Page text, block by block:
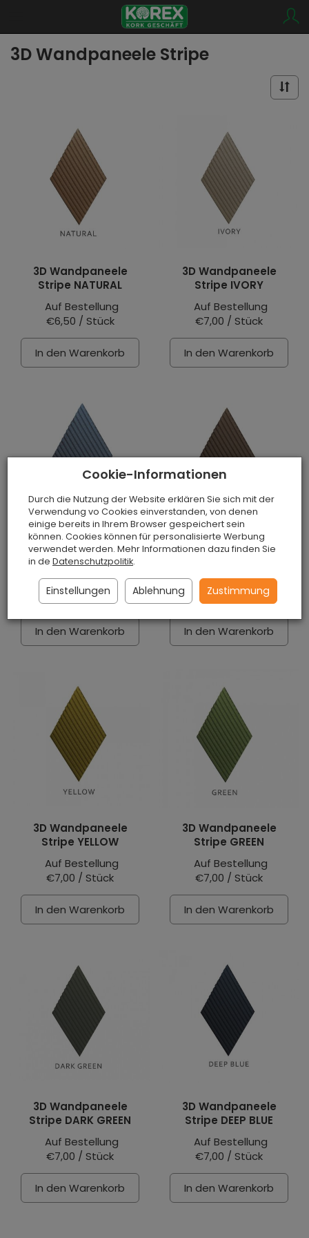
3D Wandpaneele Stripe
3D Wandpaneele
Stripe NATURAL
Auf Bestellung
€6,50 / Stück
In den Warenkorb
3D Wandpaneele
Stripe IVORY
Auf Bestellung
€7,00 / Stück
In den Warenkorb
3D Wandpaneele
Stripe BLUE
Auf Bestellung
€7,00 / Stück
In den Warenkorb
3D Wandpaneele
Auf Bestellung
€7,00 / Stück
In den Warenkorb
3D Wandpaneele
Stripe YELLOW
Auf Bestellung
€7,00 / Stück
In den Warenkorb
3D Wandpaneele
Stripe GREEN
Auf Bestellung
€7,00 / Stück
In den Warenkorb
3D Wandpaneele
Stripe DARK GREEN
Auf Bestellung
€7,00 / Stück
In den Warenkorb
3D Wandpaneele
Stripe DEEP BLUE
Auf Bestellung
€7,00 / Stück
In den Warenkorb
Cookie-Informationen
Durch die Nutzung der Website erklären Sie sich mit der
Verwendung vo Cookies einverstanden, von denen
einige bereits in Ihrem Browser gespeichert sein
können. Cookies können für personalisierte Werbung
verwendet werden. Mehr Informationen dazu finden Sie
in de Datenschutzpolitik.
Einstellungen Ablehnung Zustimmung